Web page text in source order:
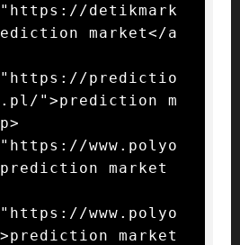
detikmark
market</a
predictio
">prediction m
www.polyo
market
www.polyo
market